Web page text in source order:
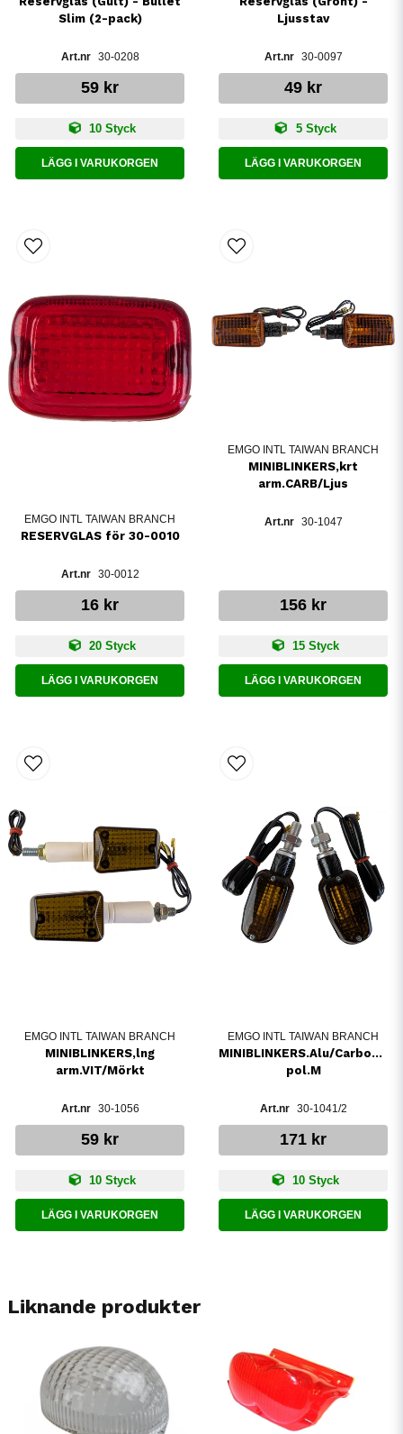
Slim (2-pack)
30-0208
59 kr
10 Styck
LÄGG I VARUKORGEN
Ljusstav
30-0097
49 kr
5 Styck
LÄGG I VARUKORGEN
EMGO INTL TAIWAN BRANCH
RESERVGLAS för 30-0010
30-0012
16 kr
20 Styck
LÄGG I VARUKORGEN
EMGO INTL TAIWAN BRANCH
MINIBLINKERS,krt
arm.CARB/Ljus
30-1047
156 kr
15 Styck
LÄGG I VARUKORGEN
EMGO INTL TAIWAN BRANCH
MINIBLINKERS,lng
arm.VIT/Mörkt
30-1056
59 kr
10 Styck
LÄGG I VARUKORGEN
EMGO INTL TAIWAN BRANCH
MINIBLINKERS.Alu/Carbon1-
pol.M
30-1041/2
171 kr
10 Styck
LÄGG I VARUKORGEN
Liknande produkter